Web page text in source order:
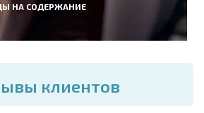
НА СОДЕРЖАНИЕ
клиентов